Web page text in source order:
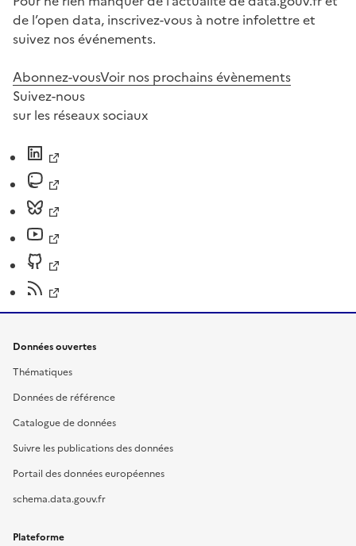
de l’open data, inscrivez-vous à notre infolettre et
suivez nos événements.
Abonnez-vousVoir nos prochains évènements
Suivez-nous
sur les réseaux sociaux
Données ouvertes
Thématiques
Données de référence
Catalogue de données
Suivre les publications des données
Portail des données européennes
schema.data.gouv.fr
Plateforme